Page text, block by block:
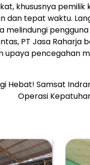
khususnya
dan tepat waktu.
pengguna
PT Jasa Raharja
pencegahan
Hebat! Samsat
Operasi